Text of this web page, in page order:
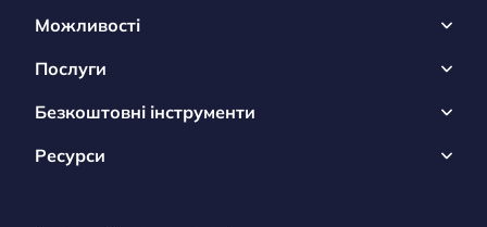
Можливості
Послуги
Безкоштовні інструменти
Ресурси